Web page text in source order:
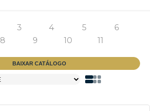
3 4 5
6
8 9 10 11
BAIXAR CATÁLOGO